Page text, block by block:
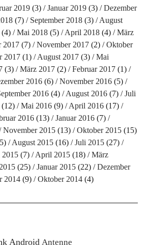
2019(3) Januar 2019(3)
Dezember
(7) September 2018(3)
August
Mai 2018(5) April 2018(4)
März
2017(7) November 2017(2)
Oktober
2017(1) August 2017(3)
Mai
(3) März 2017(2) Februar 2017(1)
2016(6) November 2016(5)
2016(4) August 2016(7)
Juli
Mai 2016(9) April 2016(17)
2016(13) Januar 2016(7)
November 2015(13) Oktober 2015(15)
August 2015(16) Juli 2015(27)
(7) April 2015(18)
März
(25) Januar 2015(22)
Dezember
2014(9) Oktober 2014(4)
Android Antenne